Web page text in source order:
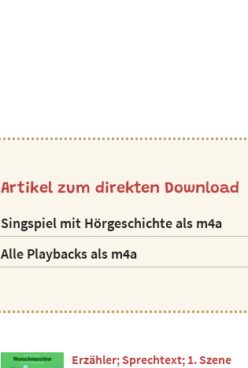
Artikel zum direkten Download
Singspiel mit Hörgeschichte als m4a
Alle Playbacks als m4a
Erzähler; Sprechtext; 1. Szene